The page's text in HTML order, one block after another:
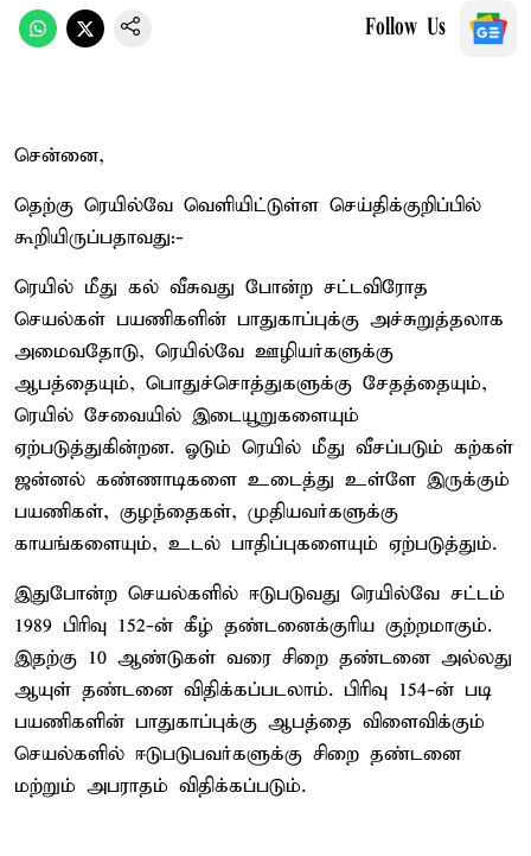
Follow Us
சென்னை,
தெற்கு ரெயில்வே வெளியிட்டுள்ள செய்திக்குறிப்பில்
கூறியிருப்பதாவது:-
ரெயில் மீது கல் வீசுவது போன்ற சட்டவிரோத
செயல்கள் பயணிகளின் பாதுகாப்புக்கு அச்சுறுத்தலாக
அமைவதோடு, ரெயில்வே ஊழியர்களுக்கு
ஆபத்தையும், பொதுச்சொத்துகளுக்கு சேதத்தையும்,
ரெயில் சேவையில் இடையூறுகளையும்
ஏற்படுத்துகின்றன. ஓடும் ரெயில் மீது வீசப்படும் கற்கள்
ஜன்னல் கண்ணாடிகளை உடைத்து உள்ளே இருக்கும்
பயணிகள், குழந்தைகள், முதியவர்களுக்கு
காயங்களையும், உடல் பாதிப்புகளையும் ஏற்படுத்தும்.
இதுபோன்ற செயல்களில் ஈடுபடுவது ரெயில்வே சட்டம்
1989 பிரிவு 152-ன் கீழ் தண்டனைக்குரிய குற்றமாகும்.
இதற்கு 10 ஆண்டுகள் வரை சிறை தண்டனை அல்லது
ஆயுள் தண்டனை விதிக்கப்படலாம். பிரிவு 154-ன் படி
பயணிகளின் பாதுகாப்புக்கு ஆபத்தை விளைவிக்கும்
செயல்களில் ஈடுபடுபவர்களுக்கு சிறை தண்டனை
மற்றும் அபராதம் விதிக்கப்படும்.